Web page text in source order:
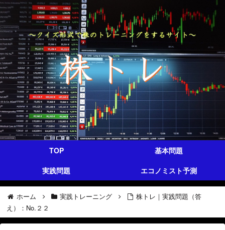
TOP
基本問題
実践問題
エコノミスト予測
ホーム 実践トレーニング
株トレ｜実践問題（答
え）：No.２２